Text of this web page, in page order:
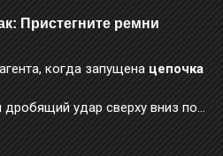
Пристегните ремни
когда запущена цепочка
удар сверху вниз по
огромный